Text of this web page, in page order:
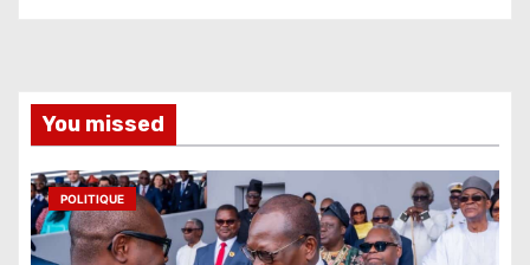
You missed
POLITIQUE